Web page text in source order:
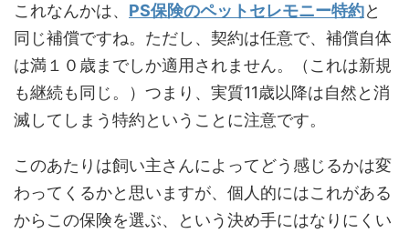
これなんかは、 PS保険のペットセレモニー特約と
同じ補償ですね。ただし、契約は任意で、補償自体
は満１０歳までしか適用されません。（これは新規
も継続も同じ。）つまり、実質11歳以降は自然と消
滅してしまう特約ということに注意です。
このあたりは飼い主さんによってどう感じるかは変
わってくるかと思いますが、個人的にはこれがある
からこの保険を選ぶ、という決め手にはなりにくい